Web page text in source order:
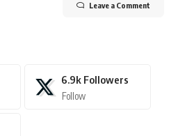
Leave a Comment
6.9k Followers
Follow